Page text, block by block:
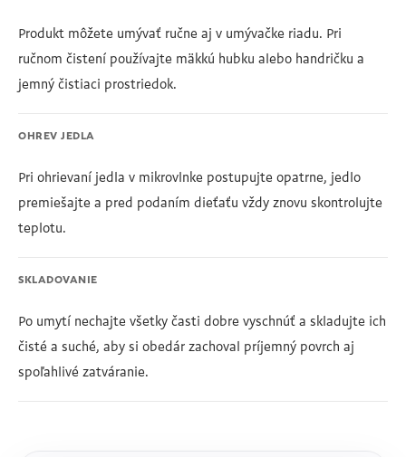
Produkt môžete umývať ručne aj v umývačke riadu. Pri
ručnom čistení používajte mäkkú hubku alebo handričku a
jemný čistiaci prostriedok.
OHREV JEDLA
Pri ohrievaní jedla v mikrovlnke postupujte opatrne, jedlo
premiešajte a pred podaním dieťaťu vždy znovu skontrolujte
teplotu.
SKLADOVANIE
Po umytí nechajte všetky časti dobre vyschnúť a skladujte ich
čisté a suché, aby si obedár zachoval príjemný povrch aj
spoľahlivé zatváranie.